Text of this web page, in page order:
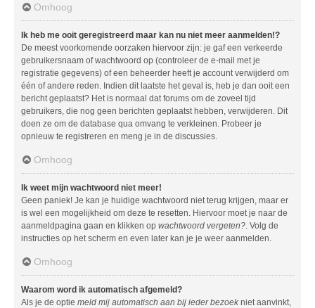
Omhoog
Ik heb me ooit geregistreerd maar kan nu niet meer aanmelden!?
De meest voorkomende oorzaken hiervoor zijn: je gaf een verkeerde
gebruikersnaam of wachtwoord op (controleer de e-mail met je
registratie gegevens) of een beheerder heeft je account verwijderd om
één of andere reden. Indien dit laatste het geval is, heb je dan ooit een
bericht geplaatst? Het is normaal dat forums om de zoveel tijd
gebruikers, die nog geen berichten geplaatst hebben, verwijderen. Dit
doen ze om de database qua omvang te verkleinen. Probeer je
opnieuw te registreren en meng je in de discussies.
Omhoog
Ik weet mijn wachtwoord niet meer!
Geen paniek! Je kan je huidige wachtwoord niet terug krijgen, maar er
is wel een mogelijkheid om deze te resetten. Hiervoor moet je naar de
aanmeldpagina gaan en klikken op wachtwoord vergeten?. Volg de
instructies op het scherm en even later kan je je weer aanmelden.
Omhoog
Waarom word ik automatisch afgemeld?
Als je de optie meld mij automatisch aan bij ieder bezoek niet aanvinkt,